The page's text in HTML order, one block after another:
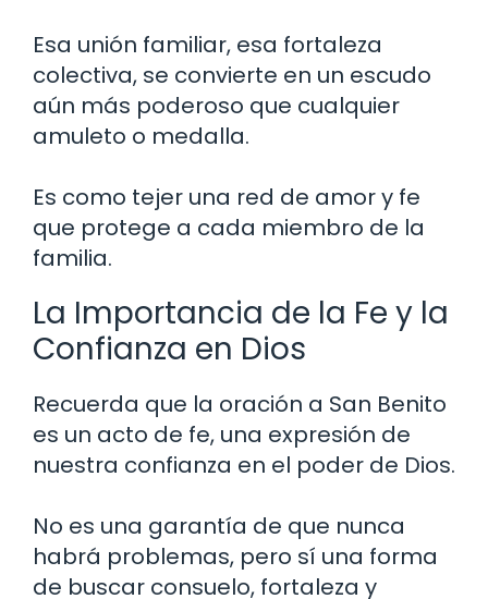
Esa unión familiar, esa fortaleza
colectiva, se convierte en un escudo
aún más poderoso que cualquier
amuleto o medalla.
Es como tejer una red de amor y fe
que protege a cada miembro de la
familia.
La Importancia de la Fe y la
Confianza en Dios
Recuerda que la oración a San Benito
es un acto de fe, una expresión de
nuestra confianza en el poder de Dios.
No es una garantía de que nunca
habrá problemas, pero sí una forma
de buscar consuelo, fortaleza y